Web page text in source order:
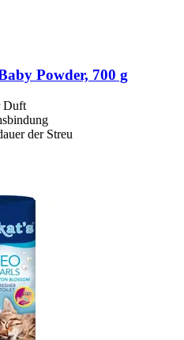
Powder, 700 g
Duft
der Streu